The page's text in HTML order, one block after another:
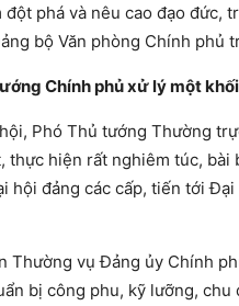
phá và nêu cao đạo đức,
bộ Văn phòng Chính phủ
Chính phủ xử lý một
Phó Thủ tướng Thường
thực hiện rất nghiêm túc,
hội đảng các cấp, tiến tới
Thường vụ Đảng ủy Chính
bị công phu, kỹ lưỡng,